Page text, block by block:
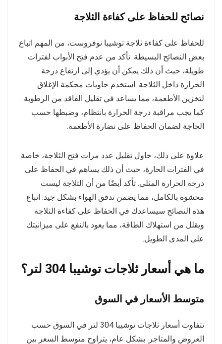
نصائح للحفاظ على كفاءة الثلاجة
للحفاظ على كفاءة ثلاجة توشيبا نوفروست، من المهم اتباع
بعض النصائح البسيطة. تأكد من عدم فتح الأبواب لفترات
طويلة، حيث أن ذلك يمكن أن يؤدي إلى ارتفاع درجة
الحرارة داخل الثلاجة. استخدم حاويات محكمة الإغلاق
لتخزين الأطعمة، مما يساعد في تقليل الفاقد من الرطوبة.
كما يجب مراقبة درجة الحرارة بانتظام، وضبطها حسب
الحاجة لضمان الحفاظ على نضارة الأطعمة.
علاوة على ذلك، حاول تقليل عدد مرات فتح الثلاجة، خاصة
في الفترات الحارة، حيث أن ذلك يساهم في الحفاظ على
درجة الحرارة المثلى. تأكد أيضًا من أن الثلاجة ليست
محشوة بالكامل، مما يضمن تدفق الهواء بشكل جيد. اتباع
هذه النصائح سيساعدك في الحفاظ على كفاءة الثلاجة
ويقلل من استهلاك الطاقة، مما يعود بالنفع على ميزانيتك
على المدى الطويل.
ما هي أسعار ثلاجات توشيبا 304 لتر؟
متوسط الأسعار في السوق
تتفاوت أسعار ثلاجات توشيبا 304 لتر في السوق حسب
العروض والمتاجر. بشكل عام، يتراوح متوسط السعر بين